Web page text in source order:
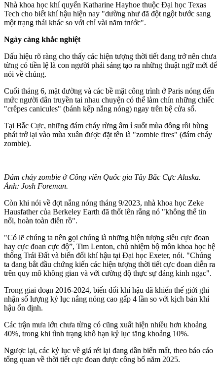
Nhà khoa học khí quyển Katharine Hayhoe thuộc Đại học Texas
Tech cho biết khí hậu hiện nay "dường như đã đột ngột bước sang
một trạng thái khác so với chỉ vài năm trước".
Ngày càng khắc nghiệt
Dấu hiệu rõ ràng cho thấy các hiện tượng thời tiết đang trở nên chưa
từng có tiền lệ là con người phải sáng tạo ra những thuật ngữ mới để
nói về chúng.
Cuối tháng 6, mặt đường và các bề mặt công trình ở Paris nóng đến
mức người dân truyền tai nhau chuyện có thể làm chín những chiếc
"crêpes canicules" (bánh kếp nắng nóng) ngay trên bệ cửa sổ.
Tại Bắc Cực, những đám cháy rừng âm ỉ suốt mùa đông rồi bùng
phát trở lại vào mùa xuân được đặt tên là "zombie fires" (đám cháy
zombie).
Đám cháy zombie ở Công viên Quốc gia Tây Bắc Cực Alaska.
Ảnh: Josh Foreman.
Còn khi nói về đợt nắng nóng tháng 9/2023, nhà khoa học Zeke
Hausfather của Berkeley Earth đã thốt lên rằng nó "không thể tin
nổi, hoàn toàn điên rồ".
"Có lẽ chúng ta nên gọi chúng là những hiện tượng siêu cực đoan
hay cực đoan cực độ”, Tim Lenton, chủ nhiệm bộ môn khoa học hệ
thống Trái Đất và biến đổi khí hậu tại Đại học Exeter, nói. "Chúng
ta đang bắt đầu chứng kiến các hiện tượng thời tiết cực đoan diễn ra
trên quy mô không gian và với cường độ thực sự đáng kinh ngạc".
Trong giai đoạn 2016-2024, biến đổi khí hậu đã khiến thế giới ghi
nhận số lượng kỷ lục nắng nóng cao gấp 4 lần so với kịch bản khí
hậu ổn định.
Các trận mưa lớn chưa từng có cũng xuất hiện nhiều hơn khoảng
40%, trong khi tình trạng khô hạn kỷ lục tăng khoảng 10%.
Ngược lại, các kỷ lục về giá rét lại đang dần biến mất, theo báo cáo
tổng quan về thời tiết cực đoan được công bố năm 2025.